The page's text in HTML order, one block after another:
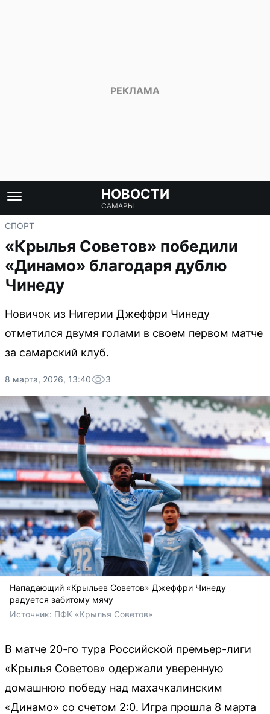
НОВОСТИ
САМАРЫ
СПОРТ
«Крылья Советов» победили
«Динамо» благодаря дублю
Чинеду
Новичок из Нигерии Джеффри Чинеду
отметился двумя голами в своем первом матче
за самарский клуб.
8 марта, 2026, 13:40 3
Нападающий «Крыльев Советов» Джеффри Чинеду
радуется забитому мячу
Источник: ПФК «Крылья Советов»
В матче 20-го тура Российской премьер-лиги
«Крылья Советов» одержали уверенную
домашнюю победу над махачкалинским
«Динамо» со счетом 2:0. Игра прошла 8 марта